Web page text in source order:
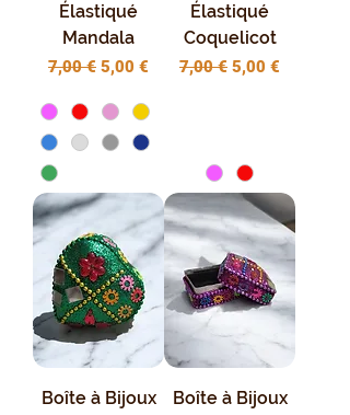
Élastiqué
Mandala
Prix original
7,00 € Prix promotionnel
5,00 €
Élastiqué
Coquelicot
Prix original
7,00 € Prix
5,00 €
Boîte à Bijoux Boîte à Bijoux